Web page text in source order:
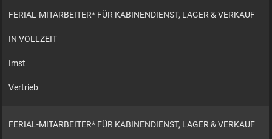
FERIAL-MITARBEITER* FÜR KABINENDIENST, LAGER & VERKAUF
IN VOLLZEIT
Imst
Vertrieb
FERIAL-MITARBEITER* FÜR KABINENDIENST, LAGER & VERKAUF